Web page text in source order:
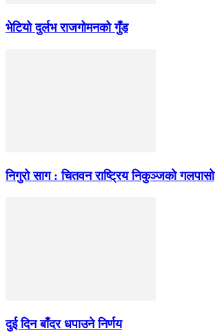
भेटियो दुर्लभ राजगोमनको गुँड
निगुरो साग : चितवन राष्ट्रिय निकुञ्जको गलपासो
दुई दिन बाँदर धपाउने निर्णय